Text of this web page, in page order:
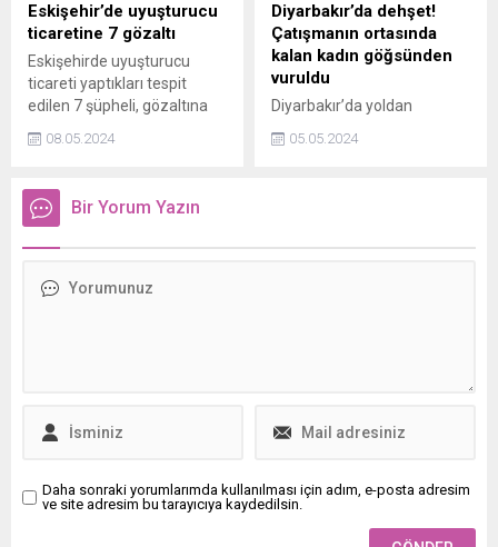
Eskişehir’de uyuşturucu
ticaretine 7 gözaltı
Eskişehirde uyuşturucu
ticareti yaptıkları tespit
edilen 7 şüpheli, gözaltına
08.05.2024
Diyarbakır’da dehşet!
Çatışmanın ortasında
kalan kadın göğsünden
vuruldu
Diyarbakır’da yoldan
ortasında kalarak
05.05.2024
Bir Yorum Yazın
Daha sonraki yorumlarımda kullanılması için adım, e-posta adresim
ve site adresim bu tarayıcıya kaydedilsin.